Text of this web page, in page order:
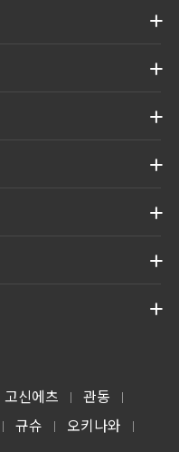
신에츠 | 관동 |
| 규슈 | 오키나와 |